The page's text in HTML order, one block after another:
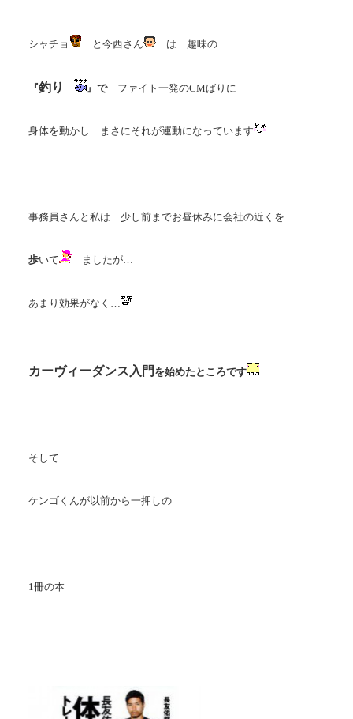
シャチョ と今西さん は 趣味の
『釣り 』で ファイト一発のCMばりに
身体を動かし まさにそれが運動になっています
事務員さんと私は 少し前までお昼休みに会社の近くを
歩いて ましたが…
あまり効果がなく…
カーヴィーダンス入門 を始めたところです
そして…
ケンゴくんが以前から一押しの
1冊の本